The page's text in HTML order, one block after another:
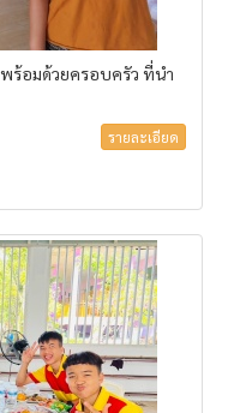
ร้อมด้วยครอบครัว ที่นำ
รายละเอียด